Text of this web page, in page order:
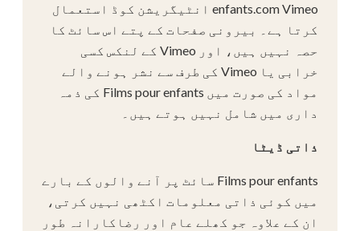
enfants.com Vimeo انٹیگریشن کوڈ استعمال
کرتا ہے۔ بیرونی صفحات کے پتے اس سائٹ کا
حصہ نہیں ہیں، اور Vimeo کے لنکس کسی
خرابی یا Vimeo کی طرف سے نشر ہونے والے
مواد کی صورت میں Films pour enfants کی ذمہ
داری میں شامل نہیں ہوتے ہیں۔
ذاتی ڈیٹا
Films pour enfants سائٹ پر آنے والوں کے بارے
میں کوئی ذاتی معلومات اکٹھی نہیں کرتی،
ان کے علاوہ جو کھلے عام اور رضاکارانہ طور